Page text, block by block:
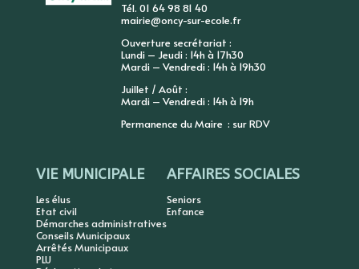
Tél. 01 64 98 81 40
mairie@oncy-sur-ecole.fr
Ouverture secrétariat :
Lundi – Jeudi : 14h à 17h30
Mardi – Vendredi : 14h à 19h30
Juillet / Août :
Mardi – Vendredi : 14h à 19h
Permanence du Maire : sur RDV
VIE MUNICIPALE
Les élus
Etat civil
Démarches administratives
Conseils Municipaux
Arrêtés Municipaux
PLU
AFFAIRES SOCIALES
Seniors
Enfance